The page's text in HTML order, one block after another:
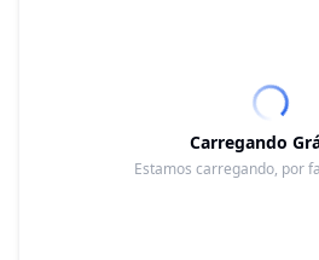
Carregando
Estamos carregando, por